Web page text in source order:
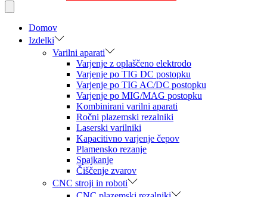
Domov
Izdelki
Varilni aparati
Varjenje z oplaščeno elektrodo
Varjenje po TIG DC postopku
Varjenje po TIG AC/DC postopku
Varjenje po MIG/MAG postopku
Kombinirani varilni aparati
Ročni plazemski rezalniki
Laserski varilniki
Kapacitivno varjenje čepov
Plamensko rezanje
Spajkanje
Čiščenje zvarov
CNC stroji in roboti